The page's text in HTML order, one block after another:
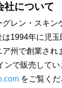
社について
レン・スキン
1994年に児
州で創業され
で販売してい
をご覧くだ